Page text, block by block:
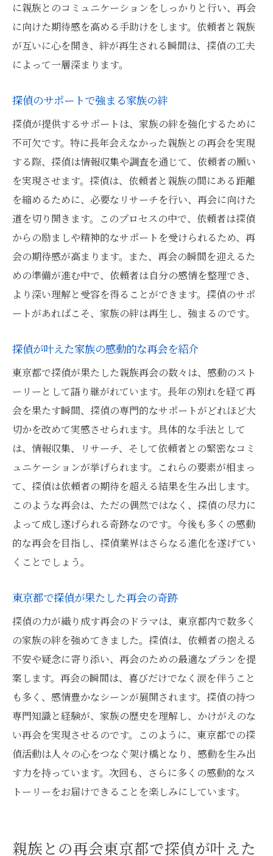
探偵が狭める家族の距離とは
東京都で探偵が果たした家族再会の役割
探偵の調査が叶えた家族再会の奇跡
探偵が解決する親族間の距離感
家族再会を支える探偵の存在意義
再会の感動を呼ぶ探偵のテクニック東京都での
実例
探偵のテクニックが生む感動再会
東京都での感動的な再会を支える探偵技術
探偵の調査テクニックによる再会の実例
探偵の技が叶えた東京都での感動再会
感動を呼ぶ探偵テクニックの真髄
東京都で実現する探偵の感動的な再会
探偵の活躍による東京都での親族再会ストーリ
探偵が紡ぐ親族再会の感動的な物語
東京都で探偵が成し遂げた再会の奇跡
探偵が活躍する親族再会の背景
探偵の働きで実現した再会のストーリー
親族再会を可能にする探偵の努力
東京都で探偵が演出する再会の物語
に親族とのコミュニケーションをしっかりと行い、再会
に向けた期待感を高める手助けをします。依頼者と親族
が互いに心を開き、絆が再生される瞬間は、探偵の工夫
によって一層深まります。
探偵のサポートで強まる家族の絆
探偵が提供するサポートは、家族の絆を強化するために
不可欠です。特に長年会えなかった親族との再会を実現
する際、探偵は情報収集や調査を通じて、依頼者の願い
を実現させます。探偵は、依頼者と親族の間にある距離
を縮めるために、必要なリサーチを行い、再会に向けた
道を切り開きます。このプロセスの中で、依頼者は探偵
からの励ましや精神的なサポートを受けられるため、再
会の期待感が高まります。また、再会の瞬間を迎えるた
めの準備が進む中で、依頼者は自分の感情を整理でき、
より深い理解と受容を得ることができます。探偵のサポ
ートがあればこそ、家族の絆は再生し、強まるのです。
探偵が叶えた家族の感動的な再会を紹介
東京都で探偵が果たした親族再会の数々は、感動のスト
ーリーとして語り継がれています。長年の別れを経て再
会を果たす瞬間、探偵の専門的なサポートがどれほど大
切かを改めて実感させられます。具体的な手法として
は、情報収集、リサーチ、そして依頼者との緊密なコミ
ュニケーションが挙げられます。これらの要素が相まっ
て、探偵は依頼者の期待を超える結果を生み出します。
このような再会は、ただの偶然ではなく、探偵の尽力に
よって成し遂げられる奇跡なのです。今後も多くの感動
的な再会を目指し、探偵業界はさらなる進化を遂げてい
くことでしょう。
東京都で探偵が果たした再会の奇跡
探偵の力が織り成す再会のドラマは、東京都内で数多く
の家族の絆を強めてきました。探偵は、依頼者の抱える
不安や疑念に寄り添い、再会のための最適なプランを提
案します。再会の瞬間は、喜びだけでなく涙を伴うこと
も多く、感情豊かなシーンが展開されます。探偵の持つ
専門知識と経験が、家族の歴史を理解し、かけがえのな
い再会を実現させるのです。このように、東京都での探
偵活動は人々の心をつなぐ架け橋となり、感動を生み出
す力を持っています。次回も、さらに多くの感動的なス
トーリーをお届けできることを楽しみにしています。
親族との再会東京都で探偵が叶えた